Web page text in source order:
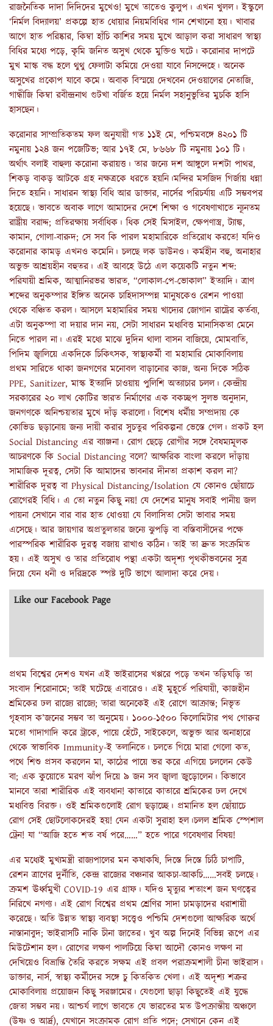
রাজনৈতিক দাদা দিদিদের মুখেও! মুখে তাতেও কুলুপ। এখন খুলল। ইস্কুলে
‘নির্মল বিদ্যালয়’ প্রকল্পে হাত ধোয়ার নিয়মবিধির গান শেখানো হয়। খাবার
আগে হাত পরিষ্কার, কিম্বা হাঁচি কাশির সময় মুখে আড়াল করা সাধারণ স্বাস্থ্য
বিধির মধ্যে পড়ে, কৃমি জনিত অসুখ থেকে মুক্তিও ঘটে। করোনার দাপটে
মুখ মাস্ক বদ্ধ হলে থুথু ফেলাটা কমিয়ে দেওয়া যাবে নিসন্দেহে। অনেক
অসুখের প্রকোপ যাবে কমে। অবাক বিস্ময়ে দেখবেন দেওয়ালের নেতাজি,
গান্ধীজি কিম্বা রবীন্দ্রনাথ গুটখা বর্জিত হয়ে নির্মল সহানুভুতির মুচকি হাসি
হাসছেন।
করোনার সাম্প্রতিকতম ফল অনুযায়ী গত ১১ই মে, পশ্চিমবঙ্গে ৪২০১ টি
নমুনায় ১২৪ জন পজেটিভ; আর ১৭ই মে, ৮৬৬৮ টি নমুনায় ১০১ টি।
অর্থাৎ বলাই বাহুল্য করোনা করায়ত্ত। তার জন্যে দশ আঙ্গুলে দশটা পাথর,
শিকড় বাকড় আটকে গ্রহ নক্ষত্রকে ধরতে হয়নি।মন্দির মসজিদ গির্জায় ধন্না
দিতে হয়নি। সাধারন স্বাস্থ্য বিধি আর ডাক্তার, নার্সের পরিচর্যায় এটি সম্ভবপর
হয়েছে। ভাবতে অবাক লাগে আমাদের দেশে শিক্ষা ও গবেষণাখাতে ন্যূনতম
রাষ্ট্রীয় বরাদ্দ; প্রতিরক্ষায় সর্বাধিক। ধিক সেই মিসাইল, ক্ষেপণাস্ত্র, ট্যাঙ্ক,
কামান, গোলা-বারুদ; সে সব কি পারল মহামারিকে প্রতিরোধ করতে! যদিও
করোনার কামড় এখনও কমেনি। চলছে লক ডাউনও। কর্মহীন বহু, অনাহার
অভুক্ত আশ্রয়হীন বহুতর। এই আবহে উঠে এল কয়েকটি নতুন শব্দ:
পরিযায়ী শ্রমিক, আত্মানিরভর ভারত, “লোকাল-পে-ভোকাল” ইত্যাদি। ত্রাণ
শব্দের অনুকম্পার ইঙ্গিত অনেক চাহিদাসম্পন্ন মানুষকেও রেশন পাওয়া
থেকে বঞ্চিত করল। আসলে মহামারির সময় খাদ্যের জোগান রাষ্ট্রের কর্তব্য,
এটা অনুকম্পা বা দয়ার দান নয়, সেটা সাধারন মধ্যবিত্ত মানাসিকতা মেনে
নিতে পারল না। এরই মধ্যে মাঝে দুদিন থালা বাসন বাজিয়ে, মোমবাতি,
পিদিম জ্বালিয়ে একদিকে চিকিৎসক, স্বাস্থ্যকর্মী বা মহামারি মোকাবিলায়
প্রথম সারিতে থাকা জনগণের মনোবল বাড়ানোর কাজ, অন্য দিকে সঠিক
PPE, Sanitizer, মাস্ক ইত্যাদি চাওয়ায় পুলিশি অত্যাচার চলল। কেন্দ্রীয়
সরকারের ২০ লাখ কোটির ভারত নির্মাণের এক বকচ্ছপ সুলভ অনুদান,
জনগণকে অনিশ্চয়তার মুখে দাঁড় করালো। বিশেষ ধর্মীয় সম্প্রদায় কে
কোভিড ছড়ানোয় জন্য দায়ী করার সুচতুর পরিকল্পনা ভেস্তে গেল। প্রকট হল
Social Distancing এর ব্যাঞ্জনা। রোগ ছেড়ে রোগীর সঙ্গে বৈষম্যমূলক
আচরণকে কি Social Distancing বলে? আক্ষরিক বাংলা করলে দাঁড়ায়
সামাজিক দূরত্ব, সেটা কি আমাদের ভাবনার দীনতা প্রকাশ করল না?
শারীরিক দূরত্ব বা Physical Distancing/Isolation যে কোনও ছোঁয়াচে
রোগেরই বিধি। এ তো নতুন কিছু নয়! যে দেশের মানুষ সবাই পানীয় জল
পায়না সেখানে বার বার হাত ধোওয়া যে বিলাসিতা সেটা ভাবার সময়
এসেছে। আর জায়গার অপ্রতুলতার জন্যে ঝুপড়ি বা বস্তিবাসীদের পক্ষে
পারস্পরিক শারীরিক দুরত্ব বজায় রাখাও কঠিন। তাই তা দ্রুত সংক্রমিত
হয়। এই অসুখ ও তার প্রতিরোধ পন্থা একটা অদৃশ্য পৃথকীভবনের সুত্র
দিয়ে যেন ধনী ও দরিদ্রকে স্পষ্ট দুটি ভাগে আলাদা করে দেয়।
Like our Facebook Page
প্রথম বিশ্বের দেশও যখন এই ভাইরাসের খপ্পরে পড়ে তখন তড়িঘড়ি তা
সংবাদ শিরোনামে; তাই ঘটেছে এবারেও। এই মুহূর্তে পরিযায়ী, কাজহীন
শ্রমিকের ঢল রাজ্যে রাজ্যে; তারা অনেকেই এই রোগে আক্রান্ত; নিভৃত
গৃহবাস ক’জনের সম্ভব তা অনুমেয়। ১০০০-১৫০০ কিলোমিটার পথ গোরুর
মতো গাদাগাদি করে ট্রাকে, পায়ে হেঁটে, সাইকেলে, অভুক্ত আর অনাহারে
থেকে স্বাভাবিক Immunity-ই তলানিতে। চলতে গিয়ে মারা গেলো কত,
পথে শিশু প্রসব করলেন মা, কাঠের পায়ে ভর করে এগিয়ে চললেন কেউ
বা; এক কুয়োতে মরণ ঝাঁপ দিয়ে ৯ জন সব জ্বালা জুড়োলেন। কিভাবে
মানবে তারা শারীরিক এই ব্যবধান! কাতারে কাতারে শ্রমিকের ঢল দেখে
মধ্যবিত্ত বিরক্ত। ওই শ্রমিকগুলোই রোগ ছড়াচ্ছে। প্রমানিত হল ছোঁয়াচে
রোগ সেই ছোটলোকদেরই হয়! যেন একটা সুরাহা হল।চলল শ্রমিক স্পেশাল
ট্রেন! যা “আজি হতে শত বর্ষ পরে……” হতে পারে গবেষণার বিষয়!
এর মধ্যেই মুখ্যমন্ত্রী রাজ্যপালের মন কষাকষি, দিস্তে দিস্তে চিঠি চাপাটি,
রেশন ত্রাণের দুর্নীতি, কেন্দ্র রাজ্যের বঞ্চনার আকচা-আকচি……সবই চলছে।
ক্রমশ ঊর্ধ্বমুখী COVID-19 এর গ্রাফ। যদিও মৃত্যুর শতাংশ জন ঘণত্বের
নিরিখে নগণ্য। এই রোগ বিশ্বের প্রথম শ্রেণির সাদা চামড়াদের ধরাশায়ী
করেছে। অতি উন্নত স্বাস্থ্য ব্যবস্থা সত্ত্বেও পশ্চিমি দেশগুলো আক্ষরিক অর্থে
নাস্তানাবুদ; ভাইরাসটি নাকি চীনা জাতের। খুব অল্প দিনেই বিভিন্ন রূপে এর
মিউটেশান হল। রোগের লক্ষণ পালটিয়ে কিম্বা আদৌ কোনও লক্ষণ না
দেখিয়েও বিভ্রান্তি তৈরি করতে সক্ষম এই প্রবল পরাক্রমশালী চীনা ভাইরাস।
ডাক্তার, নার্স, স্বাস্থ্য কর্মীদের সঙ্গে চু কিতকিত খেলা। এই অদৃশ্য শত্রুর
মোকাবিলায় প্রয়োজন কিছু সরঞ্জামের। যেগুলো ছাড়া কিছুতেই এই যুদ্ধে
জেতা সম্ভব নয়। আশ্চর্য লাগে ভাবতে যে ভারতের মত উপক্রান্তীয় অঞ্চলে
(উষ্ণ ও আর্দ্র), যেখানে সংক্রামক রোগ প্রতি পদে; সেখানে কেন এই